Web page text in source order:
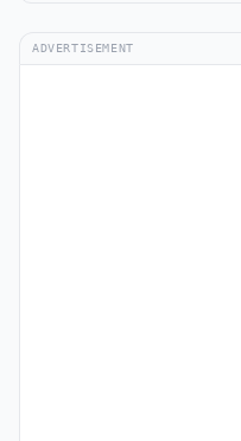
ADVERTISEMENT